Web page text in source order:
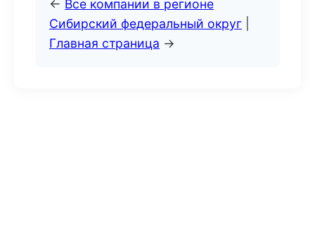
← Все компании в регионе
Сибирский федеральный округ
Главная страница →